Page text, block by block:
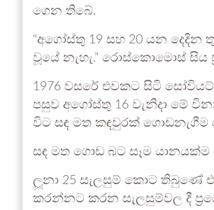
ගෙන තිබේ.
“අගෝස්තු 19 සහ 20 යන
වූයේ නැහැ.” රොස්කොමොස් සිය
1976 වසරේ එවකට සිටි
පසුව අගෝස්තු 16 වැනිදා මේ
විට සඳ මත කඳවුරක් ගොඩනැගීම
සඳ මත ගොඩ බට සෑම
ලූනා 25 සැලසුම් කොට තිබුණේ
කරන්නට කරන සැලසුම්වල දී